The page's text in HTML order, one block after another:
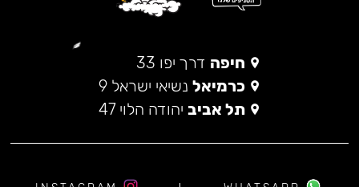
חיפה דרך יפו 33
כרמיאל נשיאי ישראל 9
תל אביב יהודה הלוי 47